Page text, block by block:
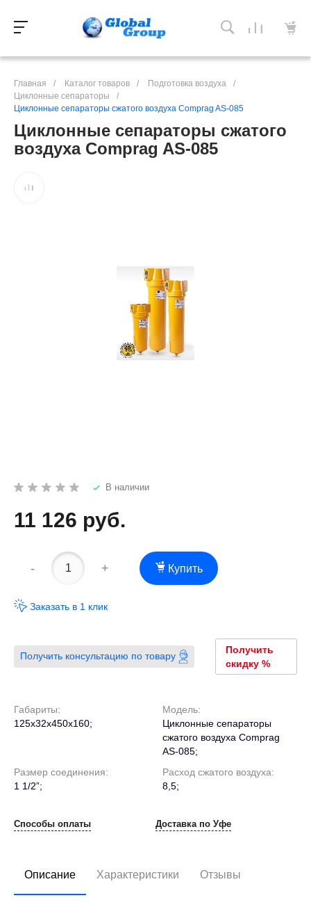
Главная / Каталог товаров / Подготовка воздуха
/
Циклонные сепараторы
/
Циклонные сепараторы сжатого воздуха Comprag AS-085
Циклонные сепараторы сжатого
воздуха Comprag AS-085
В наличии
11 126 руб.
- + Купить
Заказать в 1 клик
Получить консультацию по товару
Получить
скидку %
Габариты:
125x32x450x160;
Модель:
Циклонные сепараторы
сжатого воздуха Comprag
AS-085;
Размер соединения:
1 1/2”;
Расход сжатого воздуха:
8,5;
Способы оплаты Доставка по Уфе
Описание Характеристики Отзывы